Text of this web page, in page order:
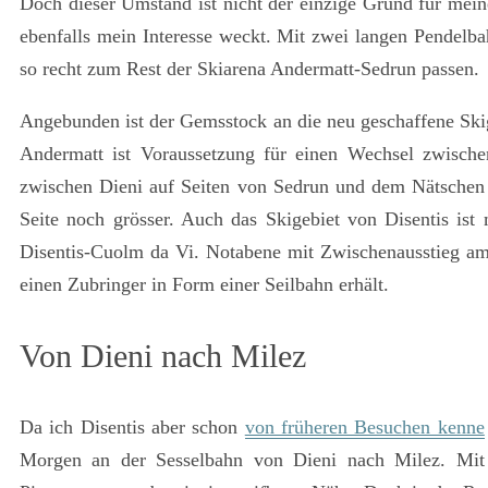
ebenfalls mein Interesse weckt. Mit zwei langen
so recht zum Rest der Skiarena Andermatt-Sedrun passen.
Angebunden ist der Gemsstock an die neu geschaffene
Andermatt ist Voraussetzung für einen Wechsel
zwischen Dieni auf Seiten von Sedrun und dem
Seite noch grösser. Auch das Skigebiet von Disentis
Disentis-Cuolm da Vi. Notabene mit Zwischenausstieg
einen Zubringer in Form einer Seilbahn erhält.
Von Dieni nach Milez
Da ich Disentis aber schon von früheren Besuchen kenne
Morgen an der Sesselbahn von Dieni nach Milez.